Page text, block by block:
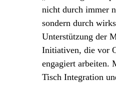
nicht durch immer
sondern durch
Unterstützung der
Initiativen, die vor
engagiert arbeiten.
Tisch Integration